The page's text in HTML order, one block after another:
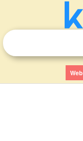
Web